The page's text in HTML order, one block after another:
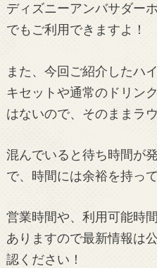
ディズニーアンバサダー
でもご利用できますよ！
また、今回ご紹介したハ
キセットや通常のドリン
はないので、そのままラ
混んでいると待ち時間が
で、時間には余裕を持っ
営業時間や、利用可能時
ありますので最新情報は
認ください！